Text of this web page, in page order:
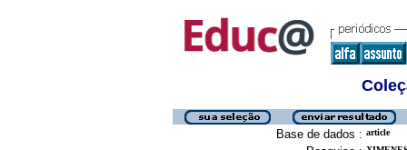
Base de dados : article